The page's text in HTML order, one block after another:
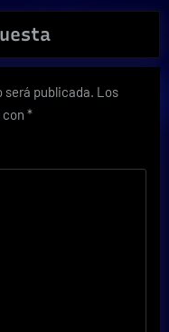
será publicada. Los
*